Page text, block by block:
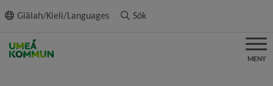
innehållet
Giälah/Kieli/Languages Sök
MENY